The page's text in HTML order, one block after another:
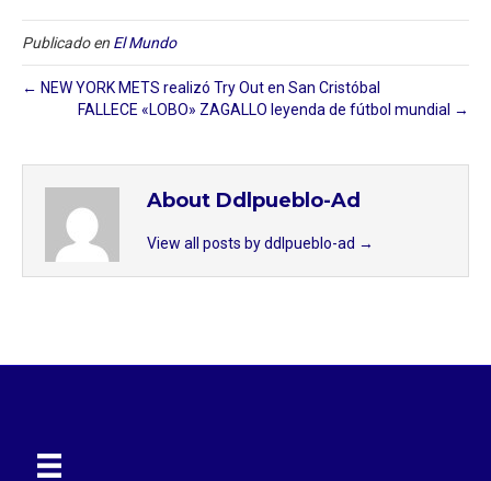
Publicado en El Mundo
← NEW YORK METS realizó Try Out en San Cristóbal
FALLECE «LOBO» ZAGALLO leyenda de fútbol mundial →
About Ddlpueblo-Ad
View all posts by ddlpueblo-ad →